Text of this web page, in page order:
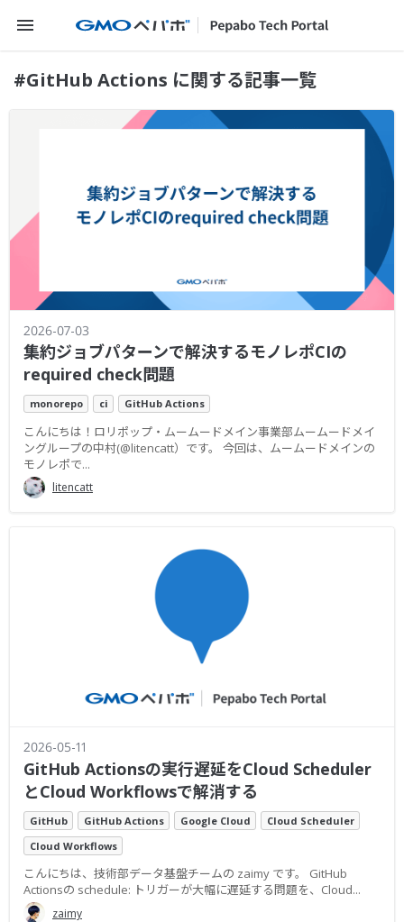
メニューを開く
#GitHub Actions に関する記事一覧
2026-07-03
集約ジョブパターンで解決するモノレポCIの
required check問題
monorepo ci GitHub Actions
こんにちは！ロリポップ・ムームードメイン事業部ムームードメイ
ングループの中村(@litencatt）です。 今回は、ムームードメインの
モノレポで...
litencatt
2026-05-11
GitHub Actionsの実行遅延をCloud Scheduler
とCloud Workflowsで解消する
GitHub GitHub Actions Google Cloud
Cloud Scheduler
Cloud Workflows
こんにちは、技術部データ基盤チームの zaimy です。 GitHub
Actionsの schedule: トリガーが大幅に遅延する問題を、Cloud...
zaimy